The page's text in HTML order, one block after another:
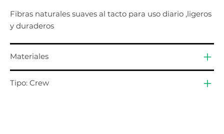
Fibras naturales suaves al tacto para uso diario ,ligeros
y duraderos
Materiales
Tipo: Crew